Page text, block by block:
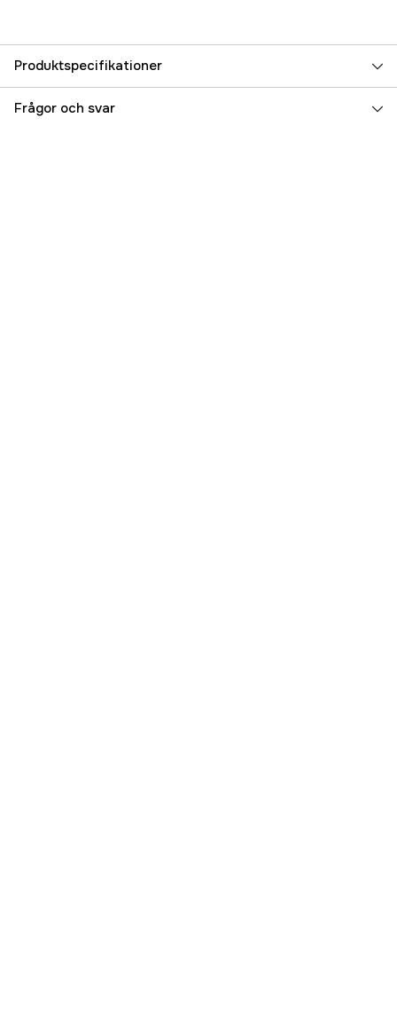
Produktspecifikationer
Referensnummer 5000023788
Frågor och svar